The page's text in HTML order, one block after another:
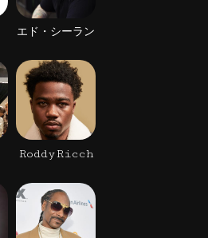
エド・シーラン
RoddyRicch